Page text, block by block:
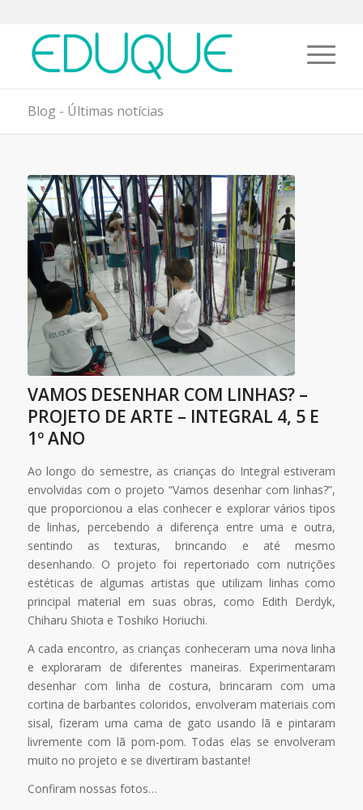
Blog - Últimas notícias
VAMOS DESENHAR COM LINHAS? –
PROJETO DE ARTE – INTEGRAL 4, 5 E
1º ANO
Ao longo do semestre, as crianças do Integral estiveram
envolvidas com o projeto “Vamos desenhar com linhas?”,
que proporcionou a elas conhecer e explorar vários tipos
de linhas, percebendo a diferença entre uma e outra,
sentindo as texturas, brincando e até mesmo
desenhando. O projeto foi repertoriado com nutrições
estéticas de algumas artistas que utilizam linhas como
principal material em suas obras, como Edith Derdyk,
Chiharu Shiota e Toshiko Horiuchi.
A cada encontro, as crianças conheceram uma nova linha
e exploraram de diferentes maneiras. Experimentaram
desenhar com linha de costura, brincaram com uma
cortina de barbantes coloridos, envolveram materiais com
sisal, fizeram uma cama de gato usando lã e pintaram
livremente com lã pom-pom. Todas elas se envolveram
muito no projeto e se divertiram bastante!
Confiram nossas fotos…